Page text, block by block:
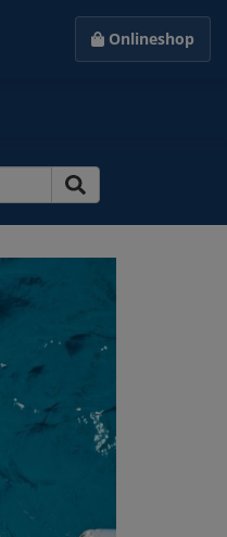
Onlineshop